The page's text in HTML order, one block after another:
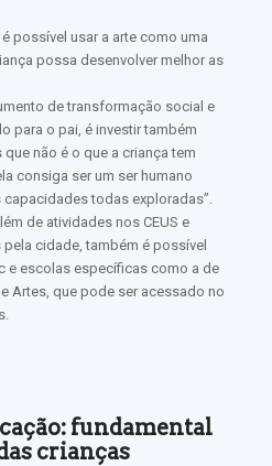
possível usar a arte como uma
possa desenvolver melhor as
de transformação social e
para o pai, é investir também
não é o que a criança tem
consiga ser um ser humano
capacidades todas exploradas”.
de atividades nos CEUS e
cidade, também é possível
e escolas específicas como a de
Artes, que pode ser acessado no
fundamental
crianças